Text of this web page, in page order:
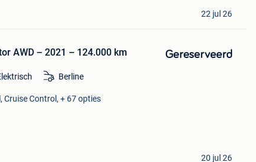
22 jul 26
AWD – 2021 – 124.000 km Gereserveerd
Berline
Cruise Control, + 67 opties
20 jul 26